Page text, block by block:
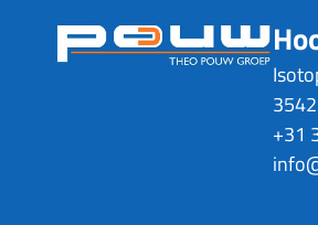
+31